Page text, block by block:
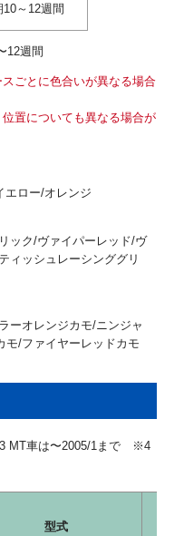
～12週間
12週間
ごとに色合いが異なる場合
置についても異なる場合が
エロー/オレンジ
ック/ヴァイパーレッド/ヴ
ィッシュレーシンググリ
ーオレンジカモ/ニンジャ
モ/ファイヤーレッドカモ
車は〜2005/1まで ※4
型式